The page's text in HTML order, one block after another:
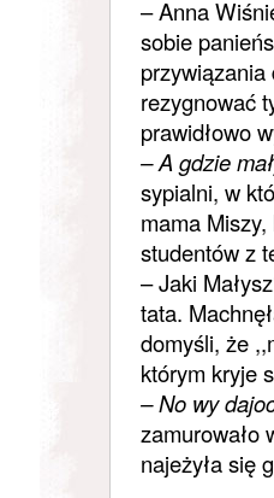
– Anna
sobie
przywiązania
rezygnować
prawidłowo
– A gdzie
sypialni, w
mama
studentów z
– Jaki
tata.
domyśli, że
którym kryje
– No wy
zamurowało
najeżyła się